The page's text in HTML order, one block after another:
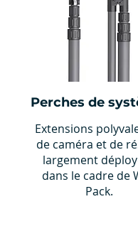
Perches de
Extensions
de caméra et de
largement
dans le cadre de
Pack.